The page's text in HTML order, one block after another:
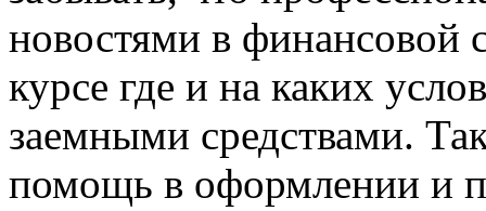
новостями в финансовой
курсе где и на каких
заемными средствами.
помощь в оформлении и